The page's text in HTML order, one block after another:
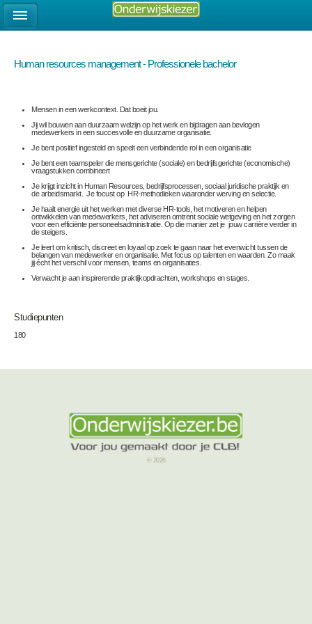
Human resources management - Professionele bachelor
Mensen in een werkcontext. Dat boeit jou.
Jij wil bouwen aan duurzaam welzijn op het werk en bijdragen aan bevlogen
medewerkers in een succesvolle en duurzame organisatie.
Je bent positief ingesteld en speelt een verbindende rol in een organisatie
Je bent een teamspeler die mensgerichte (sociale) en bedrijfsgerichte (economische)
vraagstukken combineert
Je krijgt inzicht in Human Resources, bedrijfsprocessen, sociaal juridische praktijk en
de arbeidsmarkt. Je focust op HR-methodieken waaronder werving en selectie.
Je haalt energie uit het werken met diverse HR-tools, het motiveren en helpen
ontwikkelen van medewerkers, het adviseren omtrent sociale wetgeving en het zorgen
voor een efficiënte personeelsadministratie. Op die manier zet je jouw carrière verder in
de steigers.
Je leert om kritisch, discreet en loyaal op zoek te gaan naar het evenwicht tussen de
belangen van medewerker en organisatie. Met focus op talenten en waarden. Zo maak
jij écht het verschil voor mensen, teams en organisaties.
Verwacht je aan inspirerende praktijkopdrachten, workshops en stages.
Studiepunten
180
© 2026